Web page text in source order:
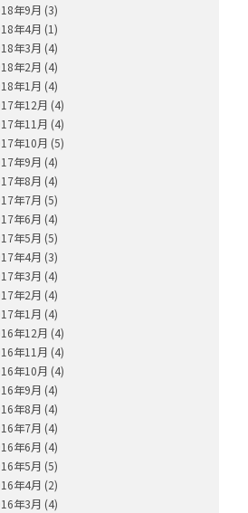
年9月 (3)
年4月 (1)
年3月 (4)
年2月 (4)
年1月 (4)
年12月 (4)
年11月 (4)
年10月 (5)
年9月 (4)
年8月 (4)
年7月 (5)
年6月 (4)
年5月 (5)
年4月 (3)
年3月 (4)
年2月 (4)
年1月 (4)
年12月 (4)
年11月 (4)
年10月 (4)
年9月 (4)
年8月 (4)
年7月 (4)
年6月 (4)
年5月 (5)
年4月 (2)
年3月 (4)